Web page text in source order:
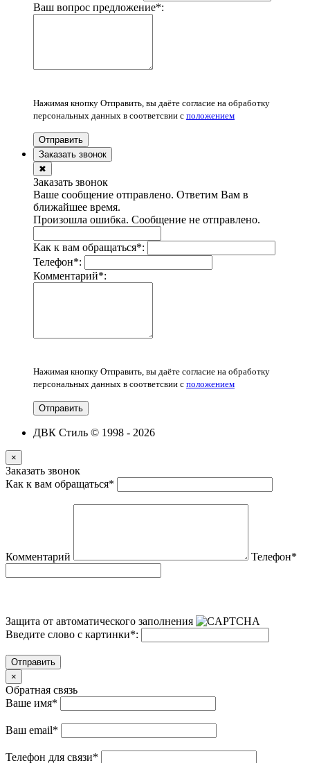
Ваш вопрос предложение*:
Нажимая кнопку Отправить, вы даёте согласие на обработку
персональных данных в соответсвии с положением
Отправить
Заказать звонок
✖
Заказать звонок
Ваше сообщение отправлено. Ответим Вам в
ближайшее время.
Произошла ошибка. Сообщение не отправлено.
Как к вам обращаться*:
Телефон*:
Комментарий*:
Нажимая кнопку Отправить, вы даёте согласие на обработку
персональных данных в соответсвии с положением
Отправить
ДВК Стиль © 1998 - 2026
×
Заказать звонок
Как к вам обращаться*
Комментарий Телефон*
Защита от автоматического заполнения
Введите слово с картинки*:
Отправить
×
Обратная связь
Ваше имя*
Ваш email*
Телефон для связи*